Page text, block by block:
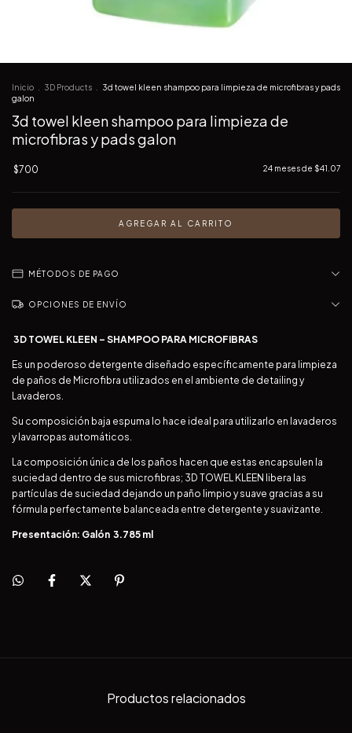
Inicio 3D Products
3d towel kleen shampoo para limpieza de microfibras y pads
galon
3d towel kleen shampoo para limpieza de
microfibras y pads galon
$700 24 meses de $41.07
MÉTODOS DE PAGO
OPCIONES DE ENVÍO
3D TOWEL KLEEN – SHAMPOO PARA MICROFIBRAS
Es un poderoso detergente diseñado específicamente para limpieza
de paños de Microfibra utilizados en el ambiente de detailing y
Lavaderos.
Su composición baja espuma lo hace ideal para utilizarlo en lavaderos
y lavarropas automáticos.
La composición única de los paños hacen que estas encapsulen la
suciedad dentro de sus microfibras; 3D TOWEL KLEEN libera las
partículas de suciedad dejando un paño limpio y suave gracias a su
fórmula perfectamente balanceada entre detergente y suavizante.
Presentación: Galón 3.785 ml
Productos relacionados